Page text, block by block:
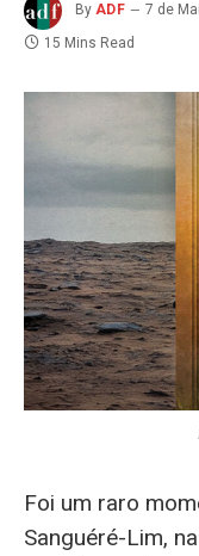
By ADF 7 de
15 Mins Read
Foi um raro
Sanguéré-Lim,